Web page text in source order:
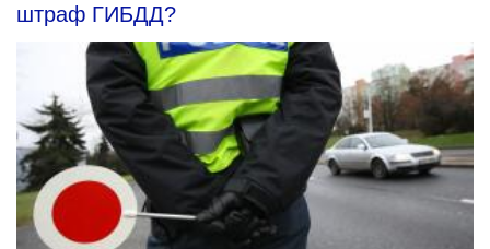
штраф ГИБДД?